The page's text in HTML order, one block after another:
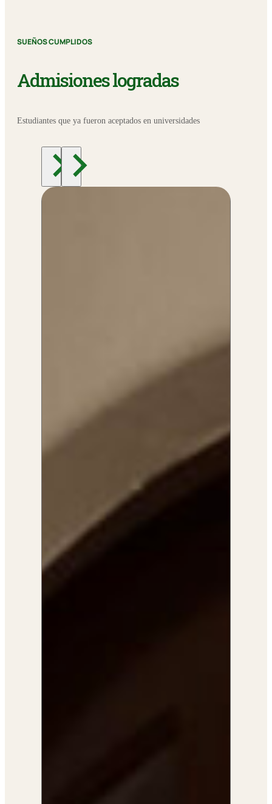
SUEÑOS CUMPLIDOS
Admisiones logradas
Estudiantes que ya fueron aceptados en universidades